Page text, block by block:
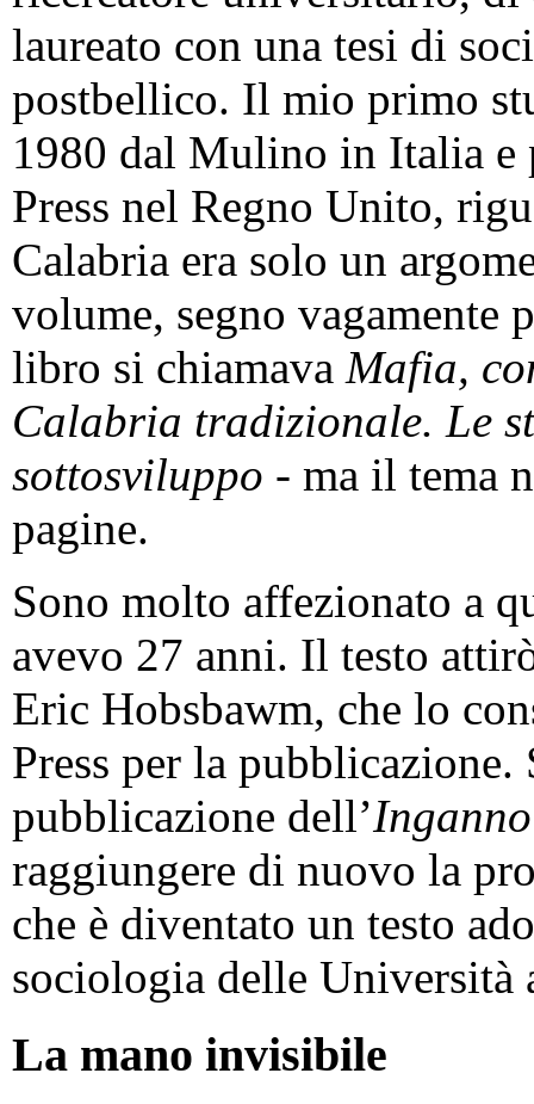
laureato con una tesi di
postbellico. Il mio primo
1980 dal Mulino in Italia e
Press nel Regno Unito,
Calabria era solo un
volume, segno vagamente
libro si chiamava Mafia,
Calabria tradizionale. Le
sottosviluppo - ma il tema
pagine.
Sono molto affezionato a
avevo 27 anni. Il testo
Eric Hobsbawm, che lo
Press per la
pubblicazione dell’
raggiungere di nuovo la
che è diventato un testo
sociologia delle Università
La mano invisibile